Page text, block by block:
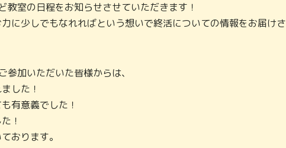
教室の日程をお知らせさせていただきます！
に少しでもなれればという想いで終活についての情報をお届けさ
参加いただいた皆様からは、
した！
有意義でした！
！
おります。